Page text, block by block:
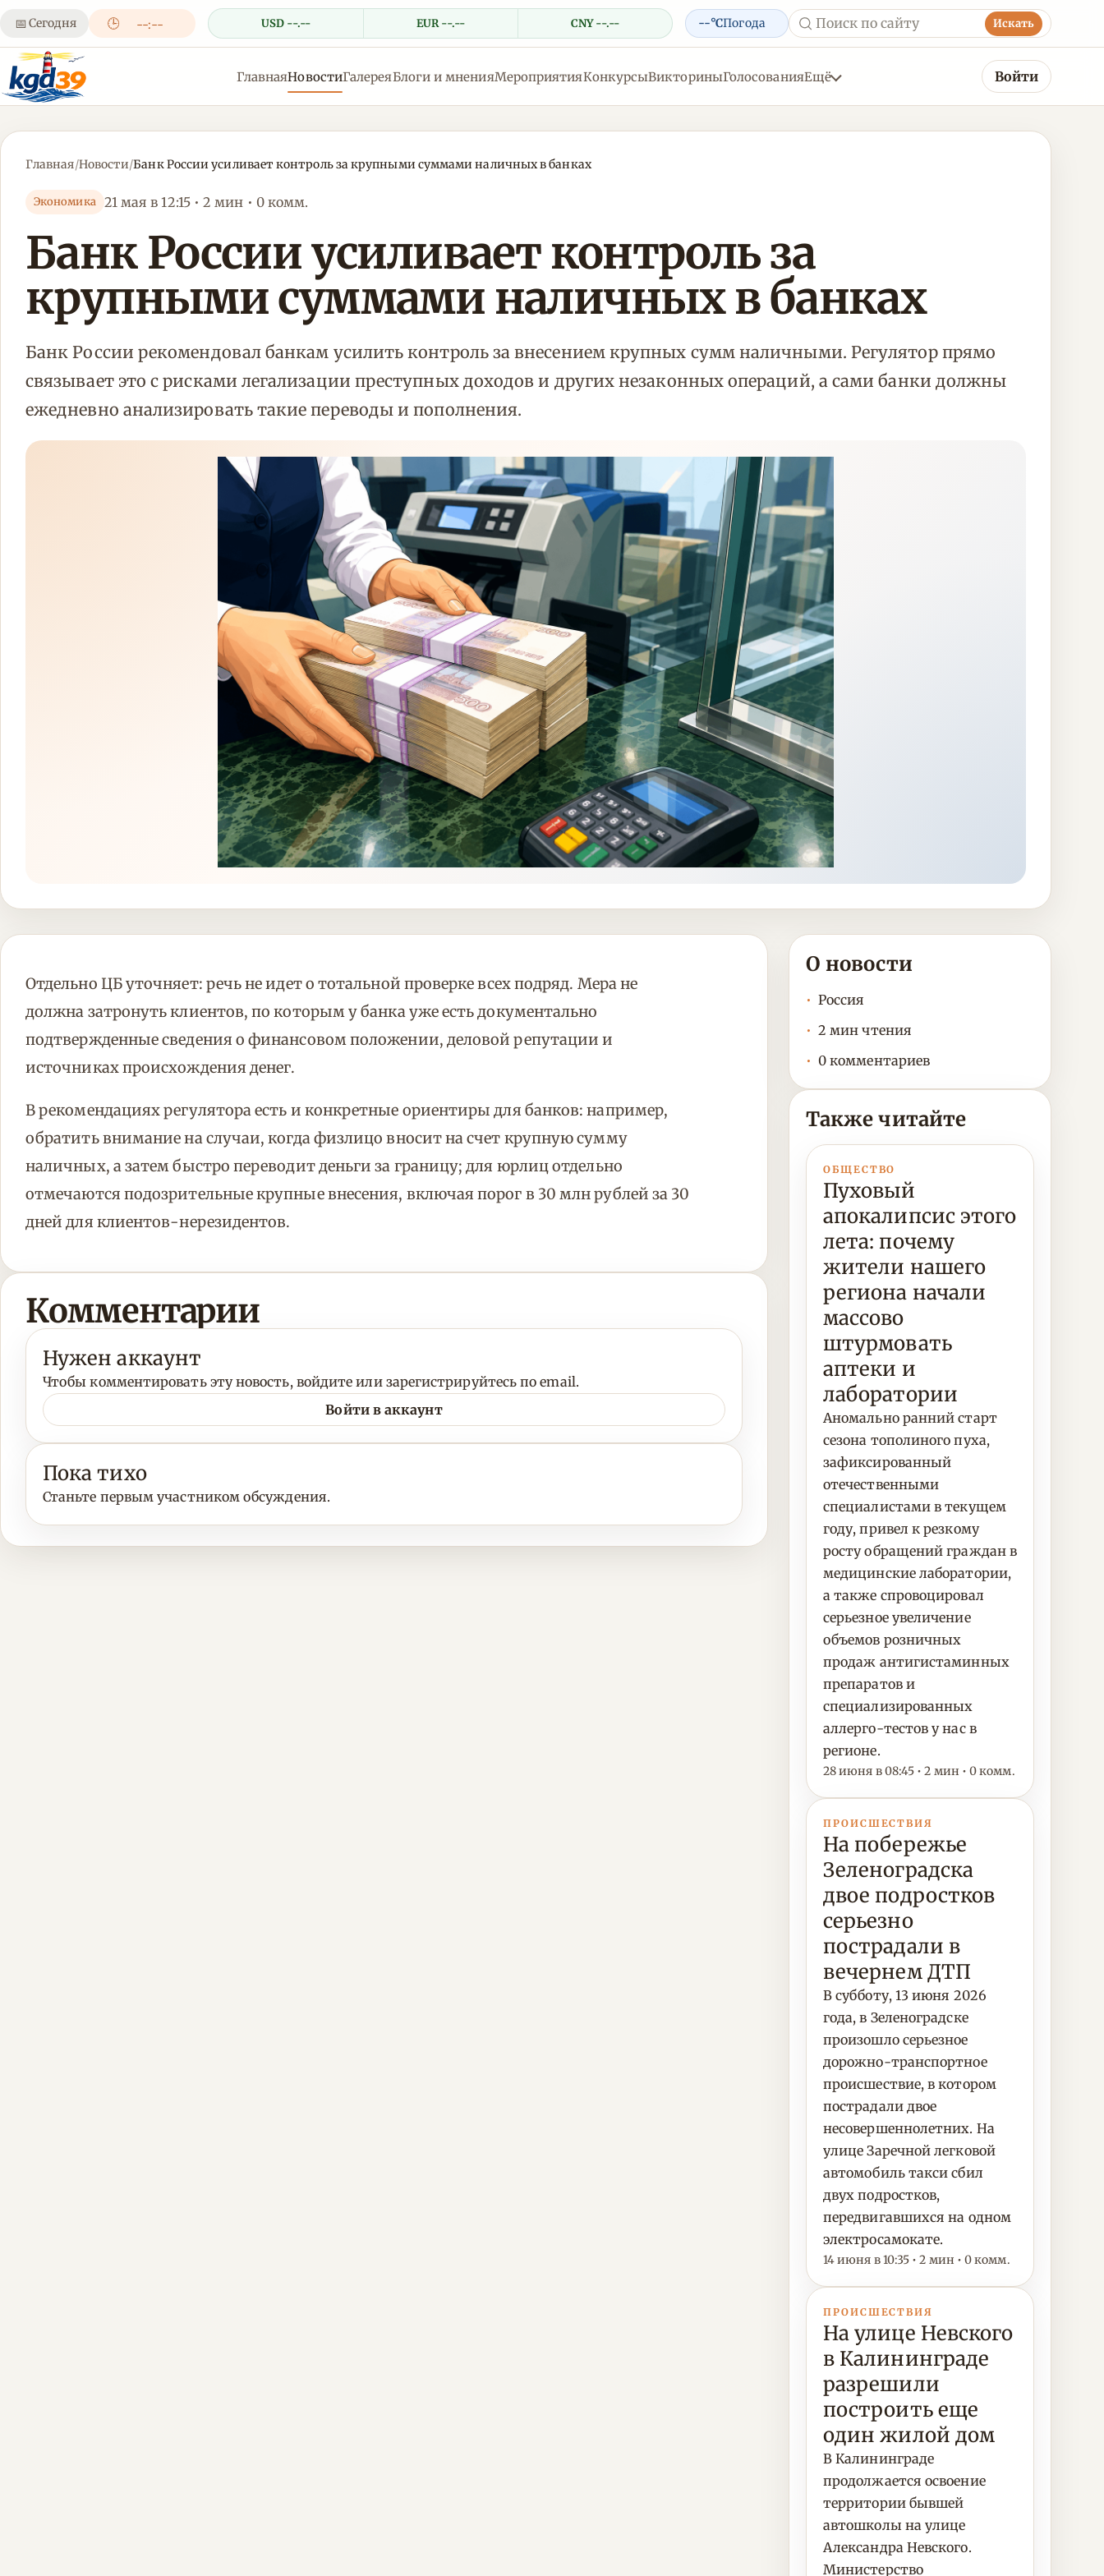
📅 Сегодня 🕒 --:-- USD --.-- EUR --.-- CNY --.-- --°CПогода Искать
ГлавнаяНовостиГалереяБлоги и мненияМероприятияКонкурсыВикториныГолосованияЕщё Войти
Главная/Новости/Банк России усиливает контроль за крупными суммами наличных в банках
Экономика 21 мая в 12:15 • 2 мин • 0 комм.
Банк России усиливает контроль за
крупными суммами наличных в банках
Банк России рекомендовал банкам усилить контроль за внесением крупных сумм наличными. Регулятор прямо
связывает это с рисками легализации преступных доходов и других незаконных операций, а сами банки должны
ежедневно анализировать такие переводы и пополнения.
Отдельно ЦБ уточняет: речь не идет о тотальной проверке всех подряд. Мера не
должна затронуть клиентов, по которым у банка уже есть документально
подтвержденные сведения о финансовом положении, деловой репутации и
источниках происхождения денег.
В рекомендациях регулятора есть и конкретные ориентиры для банков: например,
обратить внимание на случаи, когда физлицо вносит на счет крупную сумму
наличных, а затем быстро переводит деньги за границу; для юрлиц отдельно
отмечаются подозрительные крупные внесения, включая порог в 30 млн рублей за 30
дней для клиентов-нерезидентов.
Комментарии
Нужен аккаунт
Чтобы комментировать эту новость, войдите или зарегистрируйтесь по email.
Войти в аккаунт
Пока тихо
Станьте первым участником обсуждения.
О новости
Россия
2 мин чтения
0 комментариев
Также читайте
ОБЩЕСТВО
Пуховый
апокалипсис этого
лета: почему
жители нашего
региона начали
массово
штурмовать
аптеки и
лаборатории
Аномально ранний старт
сезона тополиного пуха,
зафиксированный
отечественными
специалистами в текущем
году, привел к резкому
росту обращений граждан в
медицинские лаборатории,
а также спровоцировал
серьезное увеличение
объемов розничных
продаж антигистаминных
препаратов и
специализированных
аллерго-тестов у нас в
регионе.
28 июня в 08:45 • 2 мин • 0 комм.
ПРОИСШЕСТВИЯ
На побережье
Зеленоградска
двое подростков
серьезно
пострадали в
вечернем ДТП
В субботу, 13 июня 2026
года, в Зеленоградске
произошло серьезное
дорожно-транспортное
происшествие, в котором
пострадали двое
несовершеннолетних. На
улице Заречной легковой
автомобиль такси сбил
двух подростков,
передвигавшихся на одном
электросамокате.
14 июня в 10:35 • 2 мин • 0 комм.
ПРОИСШЕСТВИЯ
На улице Невского
в Калининграде
разрешили
построить еще
один жилой дом
В Калининграде
продолжается освоение
территории бывшей
автошколы на улице
Александра Невского.
Министерство